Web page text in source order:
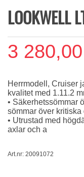
LOOKWELL
3
Herrmodell, Cruiser
kvalitet med 1.11.2
• Säkerhetssömmar
sömmar över kritiska
• Utrustad med
axlar och a
Art.nr: 20091072